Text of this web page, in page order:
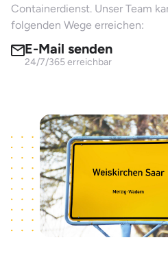
Containerdienst. Unser Team
folgenden Wege erreichen:
E-Mail senden
24/7/365 erreichbar